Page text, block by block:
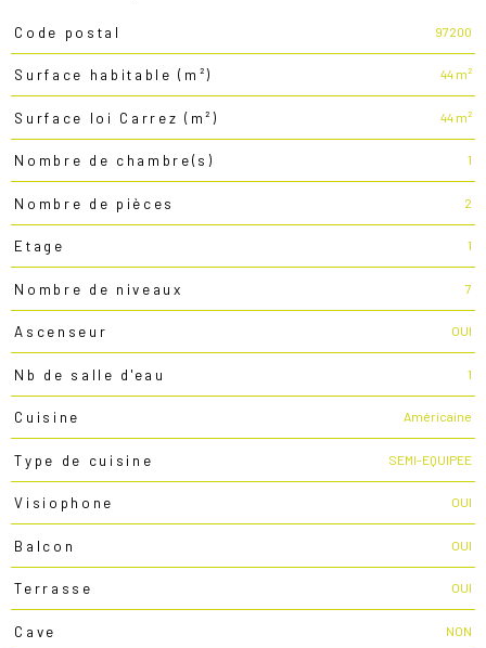
Caractéristiques
Code postal 97200
Surface habitable (m²) 44 m²
Surface loi Carrez (m²) 44 m²
Nombre de chambre(s) 1
Nombre de pièces 2
Etage 1
Nombre de niveaux 7
Ascenseur OUI
Nb de salle d'eau 1
Cuisine Américaine
Type de cuisine SEMI-EQUIPEE
Visiophone OUI
Balcon OUI
Terrasse OUI
Cave NON